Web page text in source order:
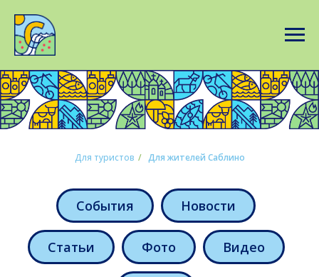
Для туристов / Для жителей Саблино
События Новости
Статьи Фото Видео